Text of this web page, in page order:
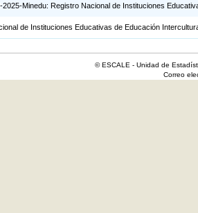
2025-Minedu: Registro Nacional de Instituciones
de Instituciones Educativas de Educación
© ESCALE - Unidad de
Correo